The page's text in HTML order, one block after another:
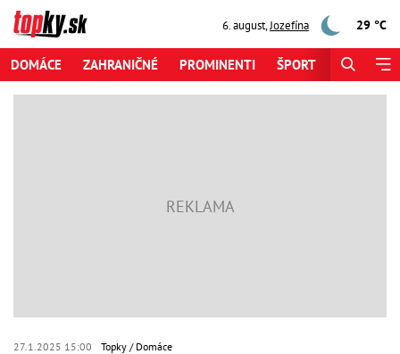
6. august,Jozefína 29 °C
DOMÁCE ZAHRANIČNÉ PROMINENTI ŠPORT
27.1.2025 15:00 Topky Domáce